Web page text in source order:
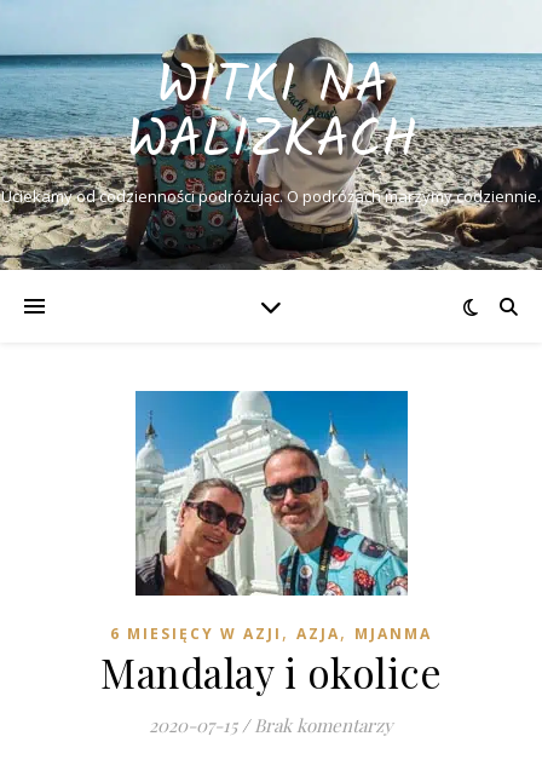
WITKI NA
WALIZKACH
Uciekamy od codzienności podróżując. O podróżach marzymy codziennie.
6 MIESIĘCY W AZJI , AZJA, MJANMA
Mandalay i okolice
2020-07-15 / Brak komentarzy